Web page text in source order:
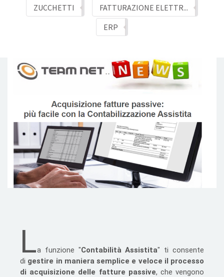
Sales and customer management
HR Solutions
Business Process Optimization
Gestione studi legali
Intelligenza Artificiale
NEWS
ZUCCHETTI
FATTURAZIONE ELETTR...
ERP
La funzione "Contabilità Assistita" ti consente
di gestire in maniera semplice e veloce il processo
di acquisizione delle fatture passive, che vengono